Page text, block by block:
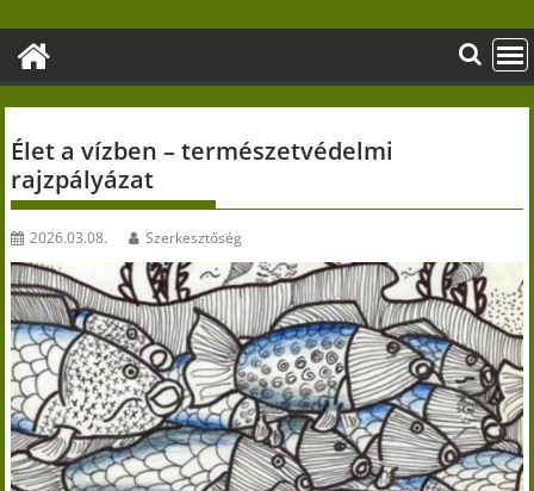
content
Élet a vízben – természetvédelmi
rajzpályázat
2026.03.08. Szerkesztőség